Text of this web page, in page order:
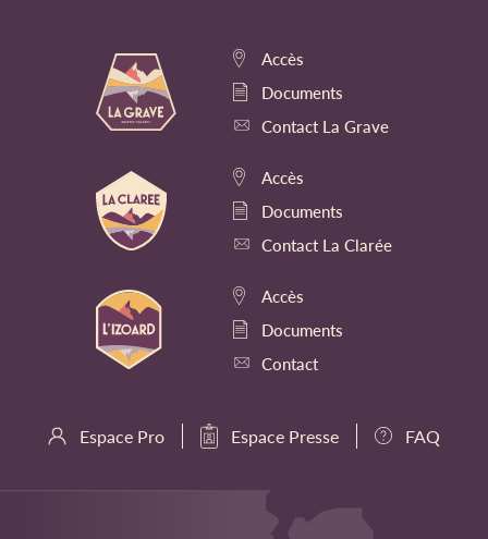
Accès
Documents
Contact La Grave
Accès
Documents
Contact La Clarée
Accès
Documents
Contact
Espace Pro Espace Presse FAQ